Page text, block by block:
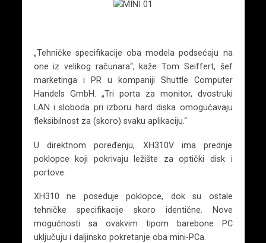
„Tehničke specifikacije oba modela podsećaju na
one iz velikog računara“, kaže Tom Seiffert, šef
marketinga i PR u kompaniji Shuttle Computer
Handels GmbH. „Tri porta za monitor, dvostruki
LAN i sloboda pri izboru hard diska omogućavaju
fleksibilnost za (skoro) svaku aplikaciju.“
U direktnom poređenju, XH310V ima prednje
poklopce koji pokrivaju ležište za optički disk i
portove.
XH310 ne poseduje poklopce, dok su ostale
tehničke specifikacije skoro identične. Nove
mogućnosti sa ovakvim tipom barebone PC
uključuju i daljinsko pokretanje oba mini-PCa.